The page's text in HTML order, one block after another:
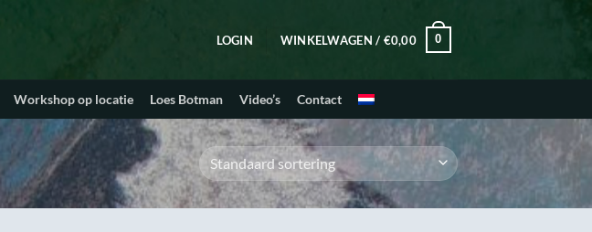
LOGIN WINKELWAGEN / €0,00 0
Workshop op locatie Loes Botman Video’s Contact